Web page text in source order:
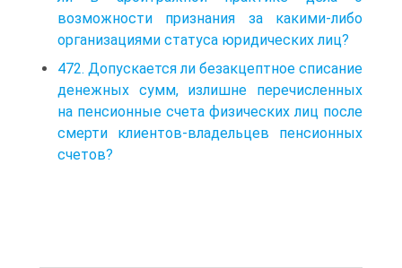
возможности признания за какими-либо
организациями статуса юридических лиц?
472. Допускается ли безакцептное списание
денежных сумм, излишне перечисленных
на пенсионные счета физических лиц после
смерти клиентов-владельцев пенсионных
счетов?